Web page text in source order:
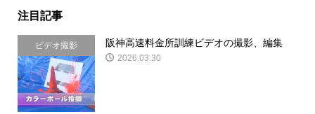
注目記事
ビデオ撮影 阪神高速料金所訓練ビデオの撮影、編集
2026.03.30